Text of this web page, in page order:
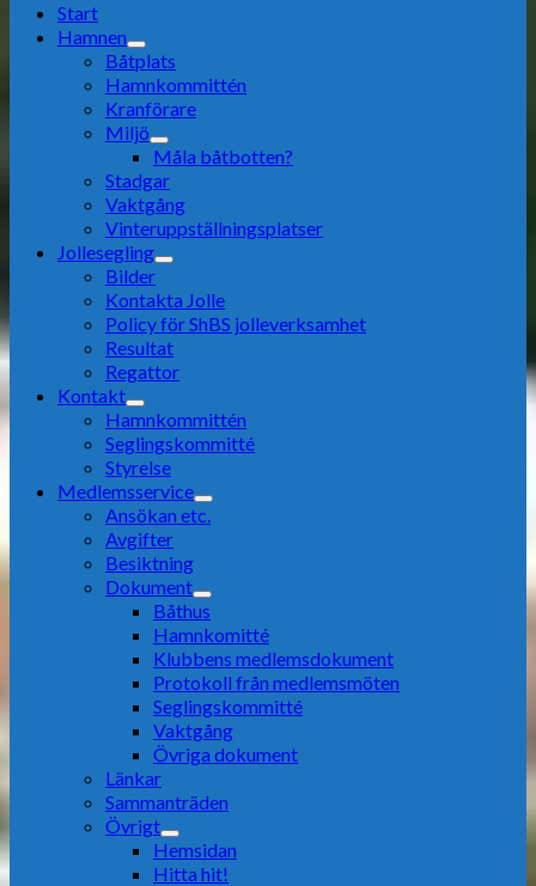
Start
Hamnen
Båtplats
Hamnkommittén
Kranförare
Miljö
Måla båtbotten?
Stadgar
Vaktgång
Vinteruppställningsplatser
Jollesegling
Bilder
Kontakta Jolle
Policy för ShBS jolleverksamhet
Resultat
Regattor
Kontakt
Hamnkommittén
Seglingskommitté
Styrelse
Medlemsservice
Ansökan etc.
Avgifter
Besiktning
Dokument
Båthus
Hamnkomitté
Klubbens medlemsdokument
Protokoll från medlemsmöten
Seglingskommitté
Vaktgång
Övriga dokument
Länkar
Sammanträden
Övrigt
Hemsidan
Hitta hit!